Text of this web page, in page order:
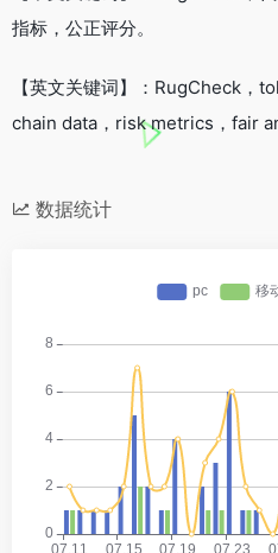
指标，公正评分。
【英文关键词】：RugCheck
chain data，risk metrics，fair
数据统计